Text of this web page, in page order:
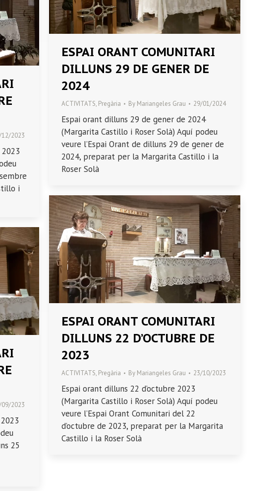
ESPAI ORANT COMUNITARI
DILLUNS 29 DE GENER DE
2024
ACTIVITATS, Pregària By Mariangeles Grau 29/01/2024
Espai orant dilluns 29 de gener de 2024
(Margarita Castillo i Roser Solà) Aquí podeu
veure l’Espai Orant de dilluns 29 de gener de
2024, preparat per la Margarita Castillo i la
Roser Solà
2023
i
ESPAI ORANT COMUNITARI
DILLUNS 22 D’OCTUBRE DE
2023
ACTIVITATS, Pregària By Mariangeles Grau 23/10/2023
Espai orant dilluns 22 d’octubre 2023
(Margarita Castillo i Roser Solà) Aquí podeu
veure l’Espai Orant Comunitari del 22
d’octubre de 2023, preparat per la Margarita
Castillo i la Roser Solà
2023
25